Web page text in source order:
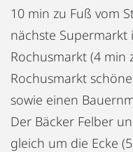
10 min zu Fuß vom
nächste Supermarkt
Rochusmarkt (4 min
Rochusmarkt
sowie einen
Der Bäcker Felber
gleich um die Ecke